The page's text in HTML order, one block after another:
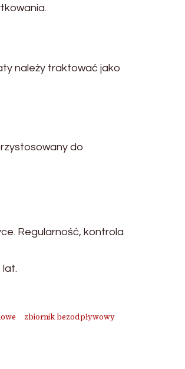
należy traktować jako
do
Regularność, kontrola
lat.
zbiornik bezodpływowy